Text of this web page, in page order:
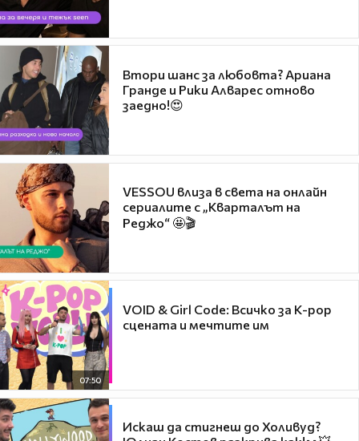
Втори шанс за любовта? Ариана
Гранде и Рики Алварес отново
заедно!😍
VESSOU влиза в света на онлайн
сериалите с „Кварталът на
Реджо“ 🤩🎬
07:50
VOID & Girl Code: Всичко за K-pop
сцената и мечтите им
Искаш да стигнеш до Холивуд?